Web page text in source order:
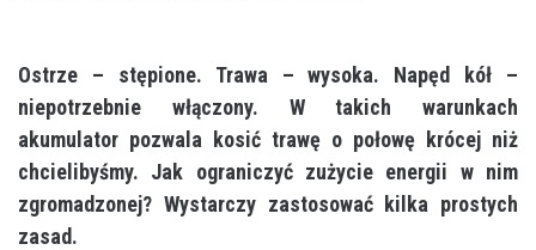
Ostrze – stępione. Trawa – wysoka. Napęd kół –
niepotrzebnie włączony. W takich warunkach
akumulator pozwala kosić trawę o połowę krócej niż
chcielibyśmy. Jak ograniczyć zużycie energii w nim
zgromadzonej? Wystarczy zastosować kilka prostych
zasad.